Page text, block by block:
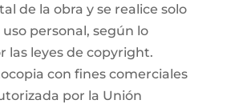
de la obra y se realice solo
personal, según lo
las leyes de copyright.
con fines comerciales
por la Unión